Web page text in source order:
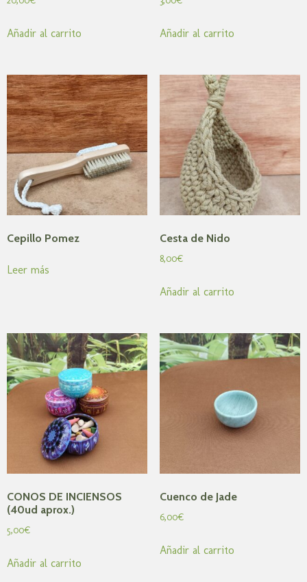
Añadir al carrito Añadir al carrito
Cepillo Pomez
Leer más
Cesta de Nido
8,00€
Añadir al carrito
CONOS DE INCIENSOS
(40ud aprox.)
5,00€
Añadir al carrito
Cuenco de Jade
6,00€
Añadir al carrito